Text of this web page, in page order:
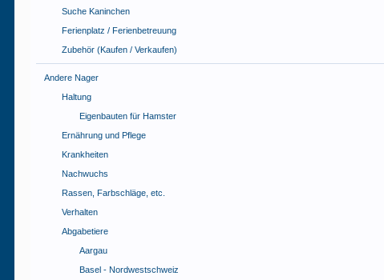
Suche Kaninchen
Ferienplatz / Ferienbetreuung
Zubehör (Kaufen / Verkaufen)
Andere Nager
Haltung
Eigenbauten für Hamster
Ernährung und Pflege
Krankheiten
Nachwuchs
Rassen, Farbschläge, etc.
Verhalten
Abgabetiere
Aargau
Basel - Nordwestschweiz